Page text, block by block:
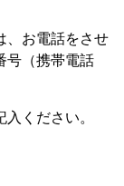
、お電話をさせ
号（携帯電話
ください。